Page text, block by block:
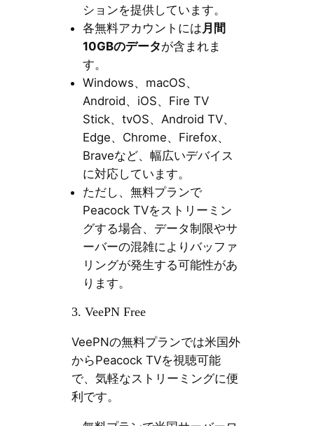
ションを提供しています。
各無料アカウントには月間
10GBのデータが含まれま
す。
Windows、macOS、
Android、iOS、Fire TV
Stick、tvOS、Android TV、
Edge、Chrome、Firefox、
Braveなど、幅広いデバイス
に対応しています。
ただし、無料プランで
Peacock TVをストリーミン
グする場合、データ制限やサ
ーバーの混雑によりバッファ
リングが発生する可能性があ
ります。
3. VeePN Free
VeePNの無料プランでは米国外
からPeacock TVを視聴可能
で、気軽なストリーミングに便
利です。